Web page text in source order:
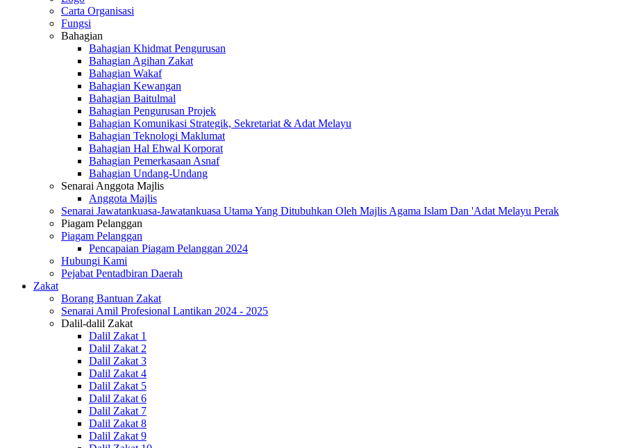
Carta Organisasi
Fungsi
Bahagian
Bahagian Khidmat Pengurusan
Bahagian Agihan Zakat
Bahagian Wakaf
Bahagian Kewangan
Bahagian Baitulmal
Bahagian Pengurusan Projek
Bahagian Komunikasi Strategik, Sekretariat & Adat Melayu
Bahagian Teknologi Maklumat
Bahagian Hal Ehwal Korporat
Bahagian Pemerkasaan Asnaf
Bahagian Undang-Undang
Senarai Anggota Majlis
Anggota Majlis
Senarai Jawatankuasa-Jawatankuasa Utama Yang Ditubuhkan Oleh Majlis Agama Islam Dan 'Adat Melayu Perak
Piagam Pelanggan
Piagam Pelanggan
Pencapaian Piagam Pelanggan 2024
Hubungi Kami
Pejabat Pentadbiran Daerah
Zakat
Borang Bantuan Zakat
Senarai Amil Profesional Lantikan 2024 - 2025
Dalil-dalil Zakat
Dalil Zakat 1
Dalil Zakat 2
Dalil Zakat 3
Dalil Zakat 4
Dalil Zakat 5
Dalil Zakat 6
Dalil Zakat 7
Dalil Zakat 8
Dalil Zakat 9